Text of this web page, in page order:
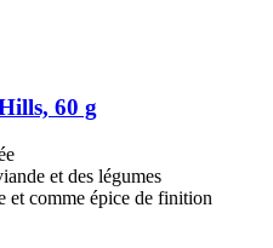
60 g
et des légumes
et comme épice de finition